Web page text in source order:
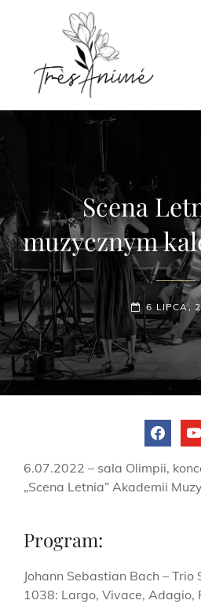
Scena
muzycznym
POSTED-
ON
6 LIPCA,
facebook
6.07.2022 – sala Olimpii,
„Scena Letnia” Akademii
Program:
Johann Sebastian Bach –
1038: Largo, Vivace, Adagio,